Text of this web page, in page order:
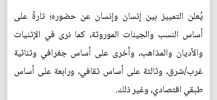
يُعلن التمييز بين إنسان وإنسان عن حضوره؛ تارةً على
أساس النسب والجينات الموروثة، كما نرى في الإثنيات
والأديان والمذاهب، وأخرى على أساس جغرافي وثنائية
غرب/شرق، وثالثة على أساس ثقافي، ورابعة على أساس
طبقي اقتصادي، وغير ذلك.